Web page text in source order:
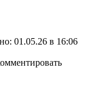
01.05.26 в 16:06